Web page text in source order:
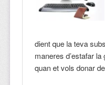
dient que la teva
maneres d’estafar
quan et vols donar